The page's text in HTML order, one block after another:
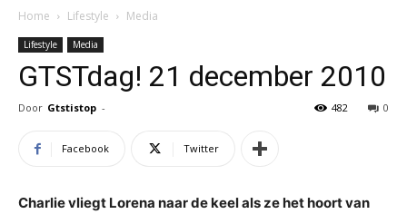
Home Lifestyle Media
Lifestyle Media
GTSTdag! 21 december 2010
Door Gtstistop - 0
482
Facebook Twitter
Charlie vliegt Lorena naar de keel als ze het hoort van